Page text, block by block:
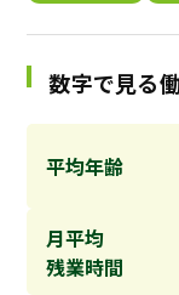
数字で見る
平均年齢
月平均
残業時間